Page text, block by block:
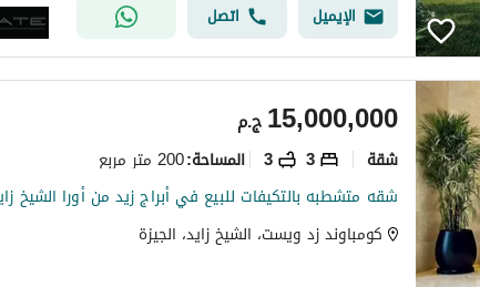
الإيميل اتصل
ج.م15,000,000
شقة 3
3 المساحة:200 متر مربع
كومباوند زد ويست، الشيخ زايد، الجيزة